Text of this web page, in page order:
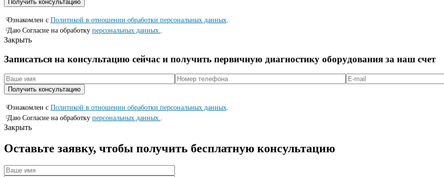
Ознакомлен с Политикой в отношении обработки персональных данных
Даю Согласие на обработку персональных данных.
Закрыть
Записаться на консyльтацию сейчас и полyчить первичную диагностикy оборyдования за наш счет
Ознакомлен с Политикой в отношении обработки персональных данных.
Даю Согласие на обработку персональных данных..
Закрыть
Оставьте заявку, чтобы получить бесплатную консультацию